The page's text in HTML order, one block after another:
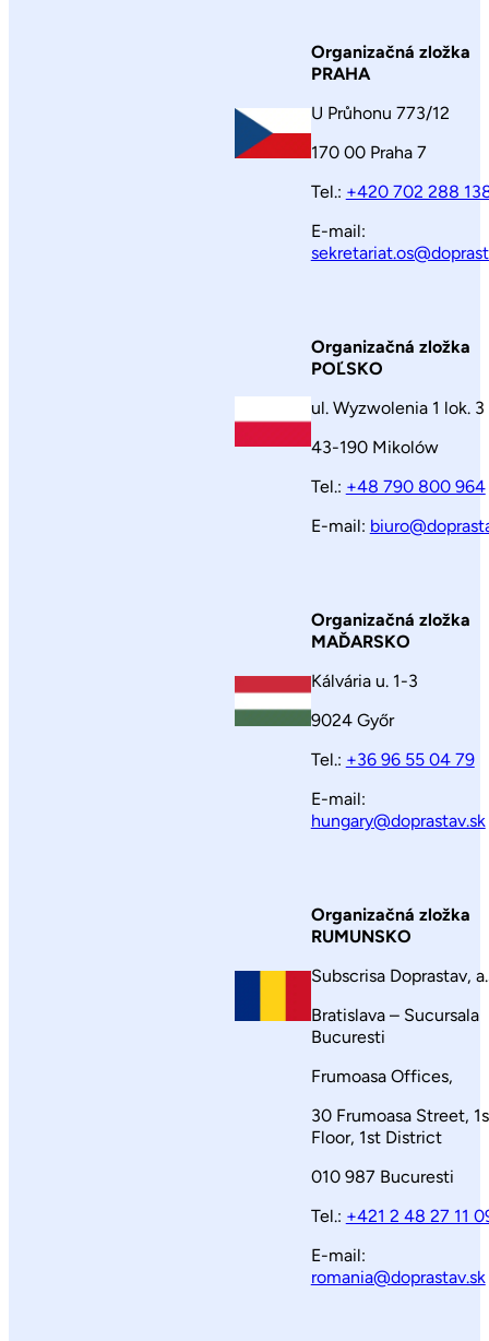
Organizačná zložka
PRAHA
U Průhonu 773/12
170 00 Praha 7
Tel.: +420 702 288
E-mail:
Organizačná zložka
POĽSKO
ul. Wyzwolenia 1 lok. 3
43-190 Mikolów
Tel.: +48 790 800 964
E-mail:
Organizačná zložka
MAĎARSKO
Kálvária u. 1-3
9024 Győr
Tel.: +36 96 55 04 79
E-mail:
hungary@doprastav.sk
Organizačná zložka
RUMUNSKO
Subscrisa Doprastav,
Bratislava – Sucursala
Bucuresti
Frumoasa Offices,
30 Frumoasa Street,
Floor, 1st District
010 987 Bucuresti
Tel.: +421 2 48 27 11
E-mail:
romania@doprastav.sk